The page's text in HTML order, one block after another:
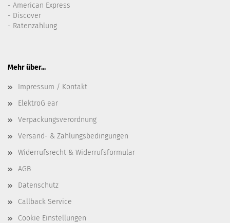
- American Express
- Discover
- Ratenzahlung
Mehr über...
Impressum / Kontakt
ElektroG ear
Verpackungsverordnung
Versand- & Zahlungsbedingungen
Widerrufsrecht & Widerrufsformular
AGB
Datenschutz
Callback Service
Cookie Einstellungen